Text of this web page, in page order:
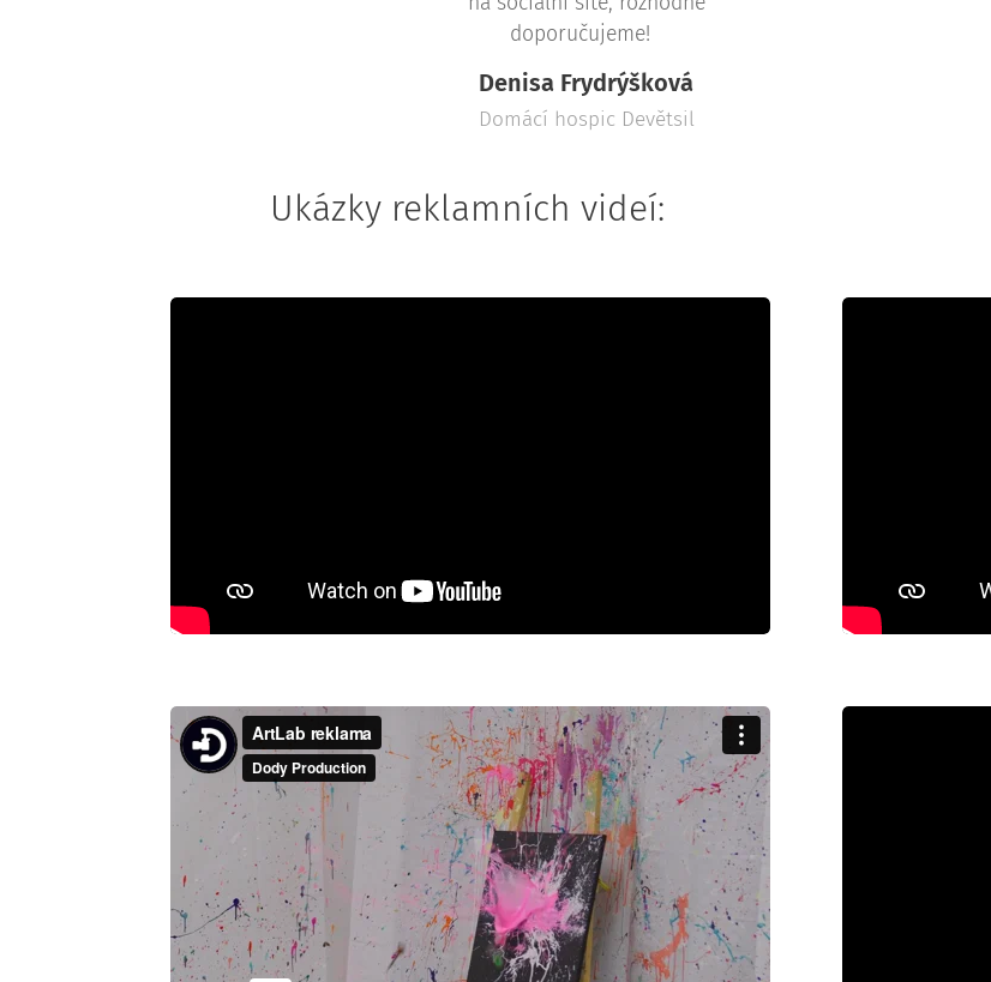
doporučujeme!
Denisa Frydrýšková
Domácí hospic Devětsil
Ukázky reklamních videí: